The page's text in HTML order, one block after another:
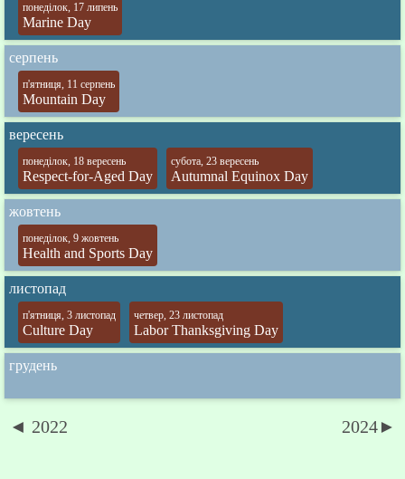
понеділок, 17 липень
Marine Day
серпень
п'ятниця, 11 серпень
Mountain Day
вересень
понеділок, 18 вересень
Respect-for-Aged Day
субота, 23 вересень
Autumnal Equinox Day
жовтень
понеділок, 9 жовтень
Health and Sports Day
листопад
п'ятниця, 3 листопад
Culture Day
четвер, 23 листопад
Labor Thanksgiving Day
грудень
◄ 2022 2024►